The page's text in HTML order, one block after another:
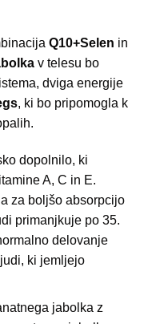
Q10+Selen in
v telesu bo
dviga energije
, ki bo pripomogla k
dopolnilo, ki
A, C in E.
za boljšo absorpcijo
primanjkuje po 35.
delovanje
ki jemljejo
jabolka z